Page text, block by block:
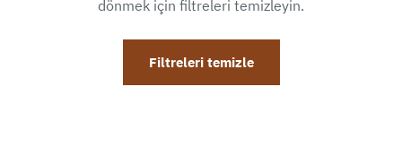
dönmek için filtreleri temizleyin.
Filtreleri temizle